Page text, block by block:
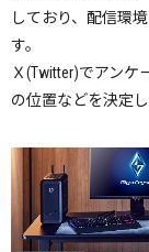
しており、配信環
す。
Ｘ(Twitter)でアン
の位置などを決定